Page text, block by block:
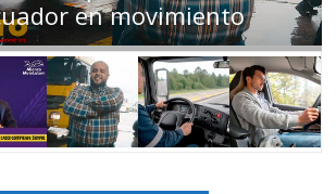
movimiento